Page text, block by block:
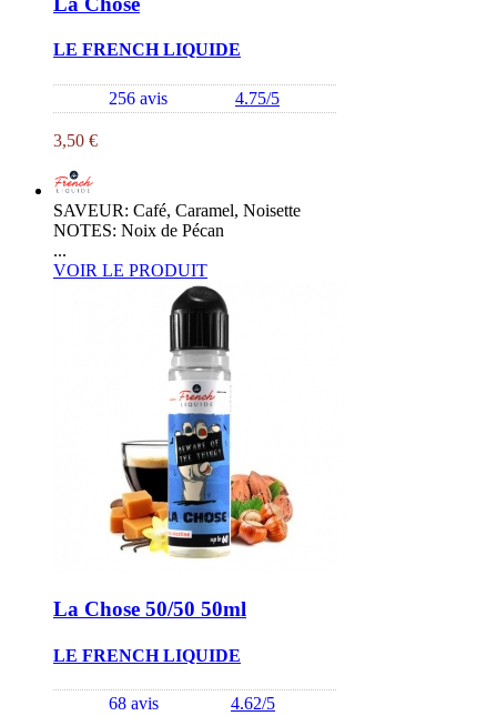
LE FRENCH LIQUIDE
256 avis 4.75/5
3,50 €
SAVEUR: Café, Caramel, Noisette
NOTES: Noix de Pécan
...
VOIR LE PRODUIT
La Chose 50/50 50ml
LE FRENCH LIQUIDE
68 avis 4.62/5